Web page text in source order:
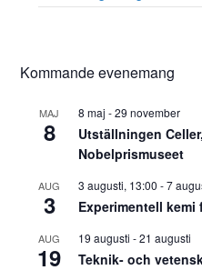
Kommande evenemang
MAJ
8
8 maj -29 november
Utställningen
Nobelprismuseet
AUG
3
3 augusti, 13:00 -7
Experimentell
AUG
19
19 augusti -21 augusti
Teknik- och